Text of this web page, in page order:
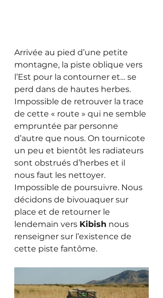
Arrivée au pied d’une petite
montagne, la piste oblique vers
l’Est pour la contourner et… se
perd dans de hautes herbes.
Impossible de retrouver la trace
de cette « route » qui ne semble
empruntée par personne
d’autre que nous. On tournicote
un peu et bientôt les radiateurs
sont obstrués d’herbes et il
nous faut les nettoyer.
Impossible de poursuivre. Nous
décidons de bivouaquer sur
place et de retourner le
lendemain vers Kibish nous
renseigner sur l’existence de
cette piste fantôme.